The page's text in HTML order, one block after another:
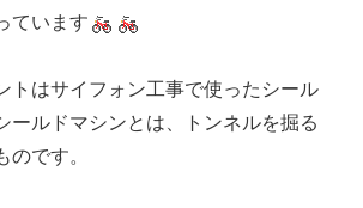
ています
トはサイフォン工事で使ったシール
ールドマシンとは、トンネルを掘る
のです。